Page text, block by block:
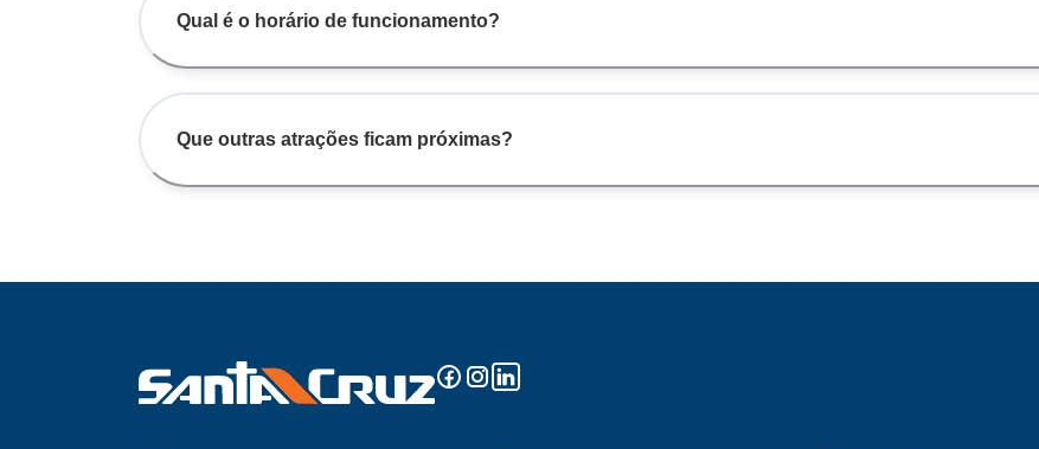
Qual é o horário de funcionamento?
Que outras atrações ficam próximas?